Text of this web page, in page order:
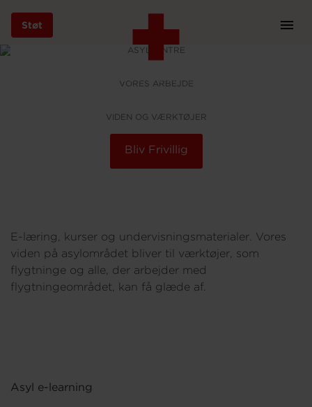
Gå
Støt
Vores indsatser
Værktøjer
ASYLCENTRE
VORES ARBEJDE
VIDEN OG VÆRKTØJER
Bliv Frivillig
E-læring, kurser og undervisningsmaterialer. Vores
viden på asylområdet bliver til værktøjer, som
flygtninge og alle, der arbejder med
flygtningeområdet, kan få glæde af.
Asyl e-learning